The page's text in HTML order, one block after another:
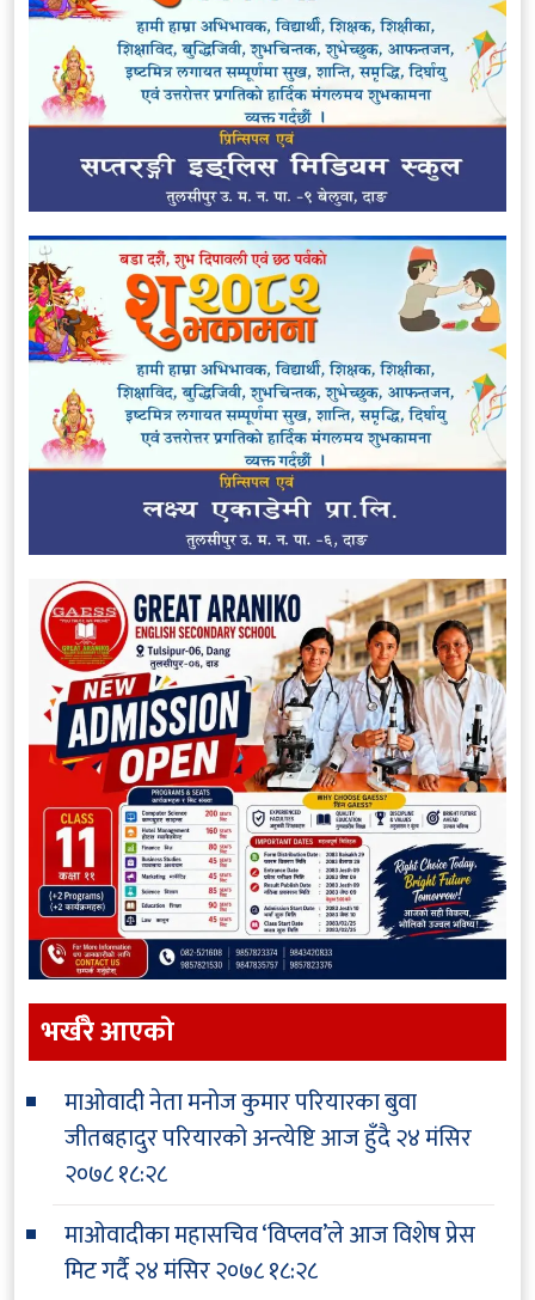
भर्खरै आएकाे
माओवादी नेता मनोज कुमार परियारका बुवा
जीतबहादुर परियारको अन्त्येष्टि आज हुँदै२४ मंसिर
२०७८ १८:२८
माओवादीका महासचिव ‘विप्लव’ले आज विशेष प्रेस
मिट गर्दै२४ मंसिर २०७८ १८:२८